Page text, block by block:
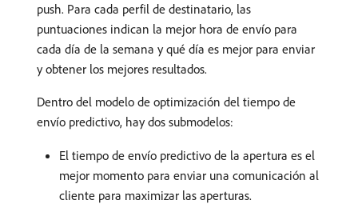
push. Para cada perfil de destinatario, las
puntuaciones indican la mejor hora de envío para
cada día de la semana y qué día es mejor para enviar
y obtener los mejores resultados.
Dentro del modelo de optimización del tiempo de
envío predictivo, hay dos submodelos:
El tiempo de envío predictivo de la apertura es el
mejor momento para enviar una comunicación al
cliente para maximizar las aperturas.